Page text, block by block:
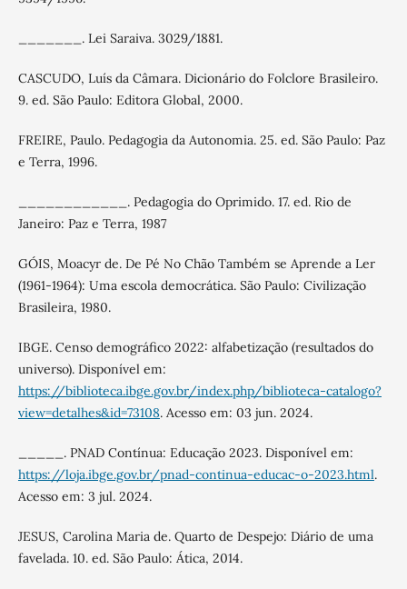
_______. Lei Saraiva. 3029/1881.
CASCUDO, Luís da Câmara. Dicionário do Folclore Brasileiro.
9. ed. São Paulo: Editora Global, 2000.
FREIRE, Paulo. Pedagogia da Autonomia. 25. ed. São Paulo: Paz
e Terra, 1996.
____________. Pedagogia do Oprimido. 17. ed. Rio de
Janeiro: Paz e Terra, 1987
GÓIS, Moacyr de. De Pé No Chão Também se Aprende a Ler
(1961-1964): Uma escola democrática. São Paulo: Civilização
Brasileira, 1980.
IBGE. Censo demográfico 2022: alfabetização (resultados do
universo). Disponível em:
https://biblioteca.ibge.gov.br/index.php/biblioteca-catalogo?
view=detalhes&id=73108. Acesso em: 03 jun. 2024.
_____. PNAD Contínua: Educação 2023. Disponível em:
https://loja.ibge.gov.br/pnad-continua-educac-o-2023.html.
Acesso em: 3 jul. 2024.
JESUS, Carolina Maria de. Quarto de Despejo: Diário de uma
favelada. 10. ed. São Paulo: Ática, 2014.